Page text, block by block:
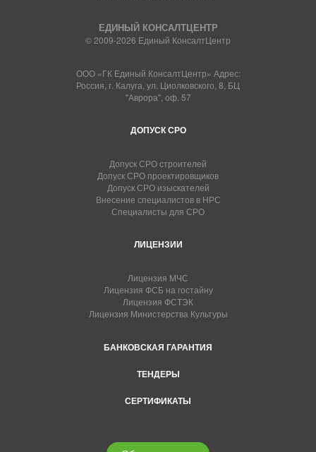
ЕДИНЫЙ КОНСАЛТЦЕНТР
© 2009-2026 Единый КонсалтЦентр
ООО «ГК Единый КонсалтЦентр» Адрес:
Россия, г. Калуга, ул. Циолковского, 8, БЦ
"Аврора", оф. 57
ДОПУСК СРО
Допуск СРО строителей
Допуск СРО проектировщиков
Допуск СРО изыскателей
Внесение специалистов в НРС
Специалисты для СРО
ЛИЦЕНЗИИ
Лицензия МЧС
Лицензия ФСБ на гостайну
Лицензия ФСТЭК
Лицензия Министерства Культуры
БАНКОВСКАЯ ГАРАНТИЯ
ТЕНДЕРЫ
СЕРТИФИКАТЫ